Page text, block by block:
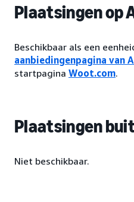
Plaatsingen op
Beschikbaar als een
aanbiedingenpagina van
startpagina Woot.com.
Plaatsingen
Niet beschikbaar.